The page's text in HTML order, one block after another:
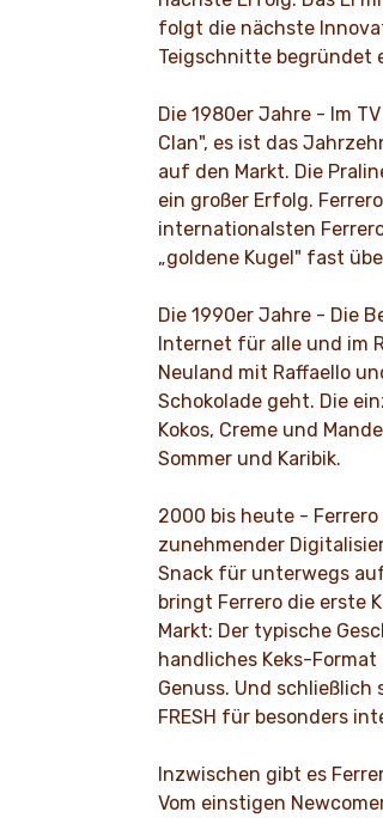
folgt die nächste
Teigschnitte begründet
Die 1980er Jahre - Im
Clan", es ist das
auf den Markt. Die
ein großer Erfolg.
internationalsten
„goldene Kugel" fast
Die 1990er Jahre - Die
Internet für alle und im
Neuland mit Raffaello
Schokolade geht. Die
Kokos, Creme und
Sommer und Karibik.
2000 bis heute -
zunehmender
Snack für unterwegs
bringt Ferrero die erste
Markt: Der typische
handliches Keks-
Genuss. Und
FRESH für besonders
Inzwischen gibt es
Vom einstigen